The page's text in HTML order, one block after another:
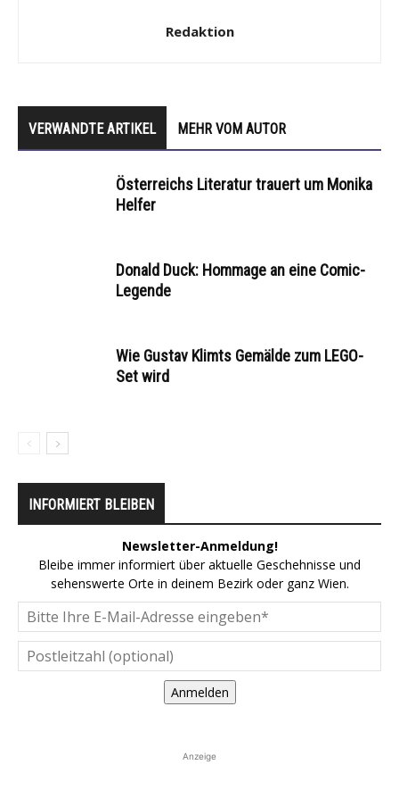
Redaktion
VERWANDTE ARTIKEL MEHR VOM AUTOR
Österreichs Literatur trauert um Monika
Helfer
Donald Duck: Hommage an eine Comic-
Legende
Wie Gustav Klimts Gemälde zum LEGO-
Set wird
INFORMIERT BLEIBEN
Newsletter-Anmeldung!
Bleibe immer informiert über aktuelle Geschehnisse und
sehenswerte Orte in deinem Bezirk oder ganz Wien.
Anmelden
Anzeige